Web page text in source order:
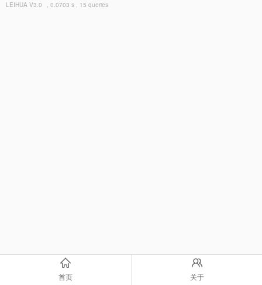
LEIHUA V3.0 , 0.0703 s , 15 queries
首页 关于